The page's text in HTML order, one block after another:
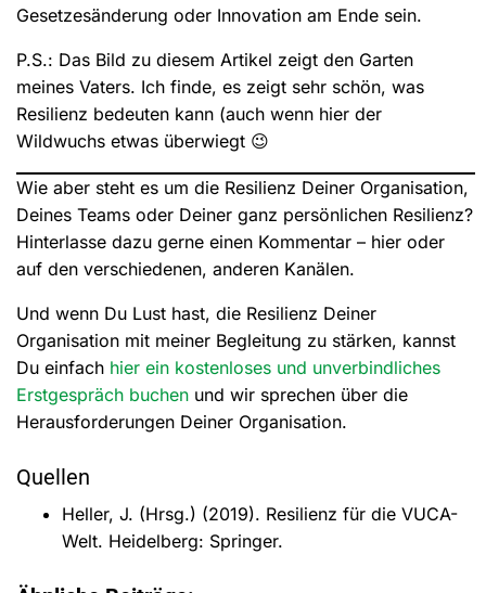
Gesetzesänderung oder Innovation am Ende sein.
P.S.: Das Bild zu diesem Artikel zeigt den Garten
meines Vaters. Ich finde, es zeigt sehr schön, was
Resilienz bedeuten kann (auch wenn hier der
Wildwuchs etwas überwiegt 😉
Wie aber steht es um die Resilienz Deiner Organisation,
Deines Teams oder Deiner ganz persönlichen Resilienz?
Hinterlasse dazu gerne einen Kommentar – hier oder
auf den verschiedenen, anderen Kanälen.
Und wenn Du Lust hast, die Resilienz Deiner
Organisation mit meiner Begleitung zu stärken, kannst
Du einfach hier ein kostenloses und unverbindliches
Erstgespräch buchen und wir sprechen über die
Herausforderungen Deiner Organisation.
Quellen
Heller, J. (Hrsg.) (2019). Resilienz für die VUCA-
Welt. Heidelberg: Springer.